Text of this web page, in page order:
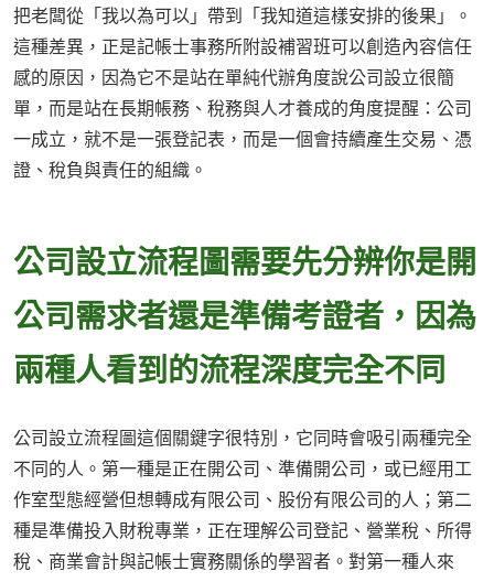
把老闆從「我以為可以」帶到「我知道這樣安排的後果」。
這種差異，正是記帳士事務所附設補習班可以創造內容信任
感的原因，因為它不是站在單純代辦角度說公司設立很簡
單，而是站在長期帳務、稅務與人才養成的角度提醒：公司
一成立，就不是一張登記表，而是一個會持續產生交易、憑
證、稅負與責任的組織。
公司設立流程圖需要先分辨你是開
公司需求者還是準備考證者，因為
兩種人看到的流程深度完全不同
公司設立流程圖這個關鍵字很特別，它同時會吸引兩種完全
不同的人。第一種是正在開公司、準備開公司，或已經用工
作室型態經營但想轉成有限公司、股份有限公司的人；第二
種是準備投入財稅專業，正在理解公司登記、營業稅、所得
稅、商業會計與記帳士實務關係的學習者。對第一種人來